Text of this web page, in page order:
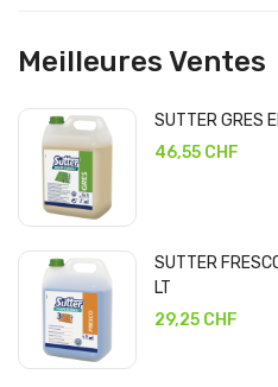
Meilleures Ventes
SUTTER GRES
46,55 CHF
SUTTER
LT
29,25 CHF